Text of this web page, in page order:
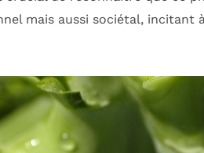
mais aussi sociétal, incitant